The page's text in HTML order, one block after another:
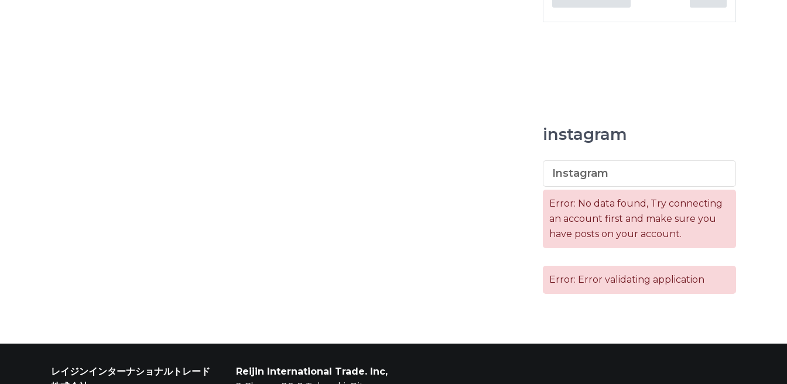
instagram
Instagram
Error: No data found, Try connecting
an account first and make sure you
have posts on your account.
Error: Error validating application
レイジンインターナショナルトレード
Reijin International Trade. Inc,